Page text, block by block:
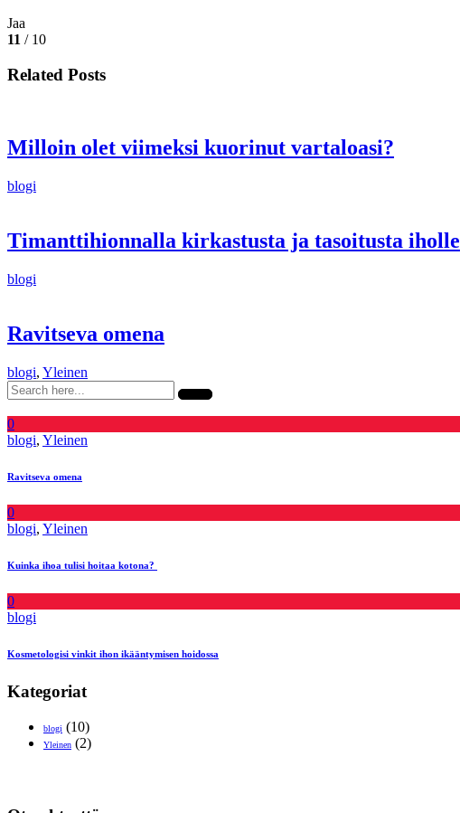
Jaa
11 / 10
Related Posts
Milloin olet viimeksi kuorinut vartaloasi?
blogi
Timanttihionnalla kirkastusta ja tasoitusta iholle
blogi
Ravitseva omena
blogi, Yleinen
0
blogi, Yleinen
Ravitseva omena
0
blogi, Yleinen
Kuinka ihoa tulisi hoitaa kotona?
0
blogi
Kosmetologisi vinkit ihon ikääntymisen hoidossa
Kategoriat
blogi (10)
Yleinen (2)